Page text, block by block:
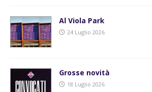
Al Viola Park
24 Luglio 2026
Grosse novità
18 Luglio 2026